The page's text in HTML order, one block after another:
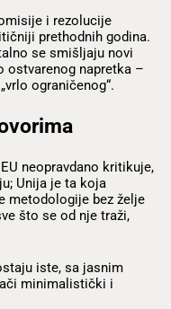
i rezolucije
prethodnih godina.
se smišljaju novi
ostvarenog napretka –
ograničenog“.
neopravdano kritikuje,
Unija je ta koja
metodologije bez želje
što se od nje traži,
iste, sa jasnim
minimalistički i